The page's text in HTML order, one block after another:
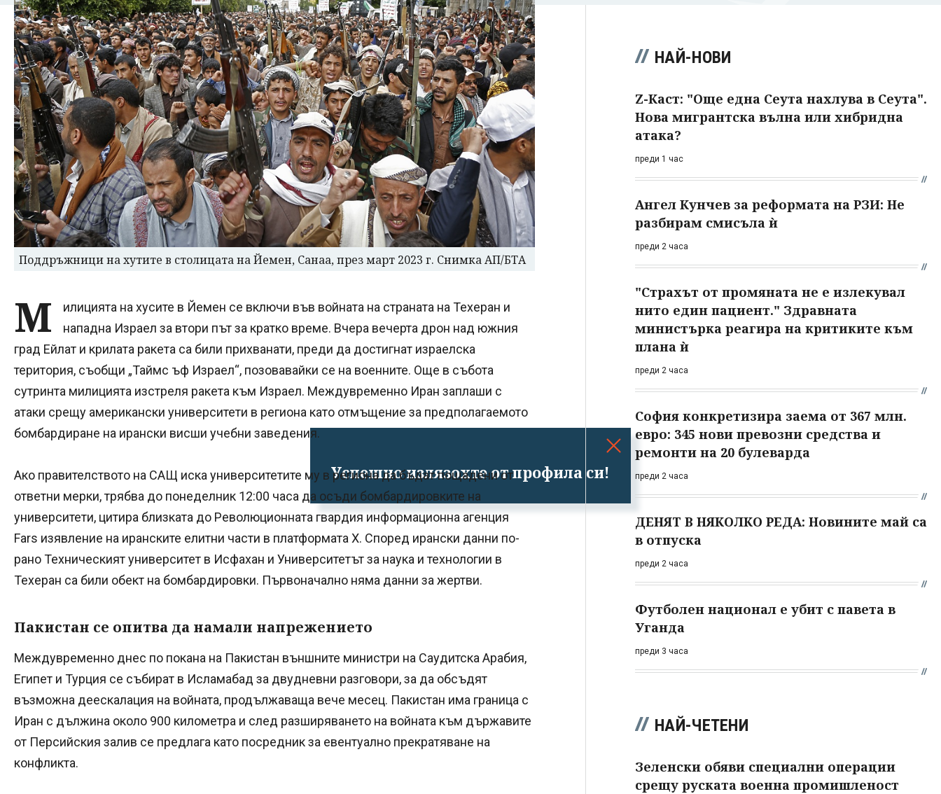
Успешно излязохте от профила си!
Поддръжници на хутите в столицата на Йемен, Санаа, през март 2023 г. Снимка АП/БТА
М
илицията на хусите в Йемен се включи във войната на страната на Техеран и
нападна Израел за втори път за кратко време. Вчера вечерта дрон над южния
град Ейлат и крилата ракета са били прихванати, преди да достигнат израелска
територия, съобщи „Таймс ъф Израел“, позовавайки се на военните. Още в събота
сутринта милицията изстреля ракета към Израел. Междувременно Иран заплаши с
атаки срещу американски университети в региона като отмъщение за предполагаемото
бомбардиране на ирански висши учебни заведения.
Ако правителството на САЩ иска университетите му в региона да бъдат пощадени от
ответни мерки, трябва до понеделник 12:00 часа да осъди бомбардировките на
университети, цитира близката до Революционната гвардия информационна агенция
Fars изявление на иранските елитни части в платформата X. Според ирански данни по-
рано Техническият университет в Исфахан и Университетът за наука и технологии в
Техеран са били обект на бомбардировки. Първоначално няма данни за жертви.
Пакистан се опитва да намали напрежението
Междувременно днес по покана на Пакистан външните министри на Саудитска Арабия,
Египет и Турция се събират в Исламабад за двудневни разговори, за да обсъдят
възможна деескалация на войната, продължаваща вече месец. Пакистан има граница с
Иран с дължина около 900 километра и след разширяването на войната към държавите
от Персийския залив се предлага като посредник за евентуално прекратяване на
конфликта.
НАЙ-НОВИ
Z-Каст: "Още една Сеута нахлува в Сеута".
Нова мигрантска вълна или хибридна
атака?
преди 1 час
Ангел Кунчев за реформата на РЗИ: Не
разбирам смисъла ѝ
преди 2 часа
"Страхът от промяната не е излекувал
нито един пациент." Здравната
министърка реагира на критиките към
плана ѝ
преди 2 часа
София конкретизира заема от 367 млн.
евро: 345 нови превозни средства и
ремонти на 20 булеварда
преди 2 часа
ДЕНЯТ В НЯКОЛКО РЕДА: Новините май са
в отпуска
преди 2 часа
Футболен национал е убит с павета в
Уганда
преди 3 часа
НАЙ-ЧЕТЕНИ
Зеленски обяви специални операции
срещу руската военна промишленост